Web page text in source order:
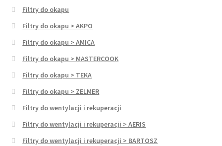
Filtry do okapu
Filtry do okapu > AKPO
Filtry do okapu > AMICA
Filtry do okapu > MASTERCOOK
Filtry do okapu > TEKA
Filtry do okapu > ZELMER
Filtry do wentylacji i rekuperacji
Filtry do wentylacji i rekuperacji > AERIS
Filtry do wentylacji i rekuperacji > BARTOSZ